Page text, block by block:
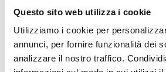
Questo sito web utilizza i cookie
Utilizziamo i cookie per
annunci, per fornire funzionalità dei
analizzare il nostro traffico.
dettagli, la qualità dei servizi ed il benessere
PRENOTA SUBITO